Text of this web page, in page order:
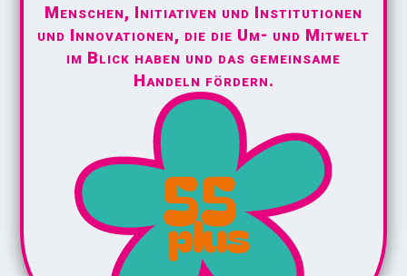
Menschen, Initiativen und Institutionen
und Innovationen, die die Um- und Mitwelt
im Blick haben und das gemeinsame
Handeln fördern.